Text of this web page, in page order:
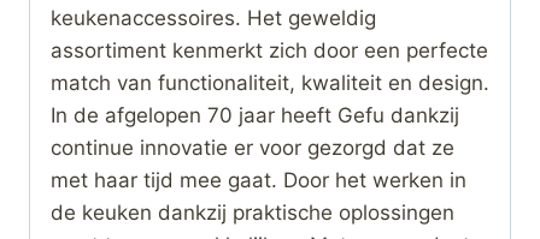
keukenaccessoires. Het geweldig
assortiment kenmerkt zich door een perfecte
match van functionaliteit, kwaliteit en design.
In de afgelopen 70 jaar heeft Gefu dankzij
continue innovatie er voor gezorgd dat ze
met haar tijd mee gaat. Door het werken in
de keuken dankzij praktische oplossingen